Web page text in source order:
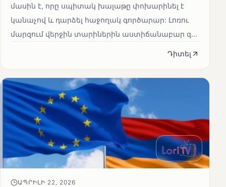
մասին է, որը սպիտակ խալաթը փոխարինել է
կանաչով և դարձել հաջողակ գործարար: Լոռու
մարզում վերջին տարիներին աստիճանաբար զ...
Դիտել
ԱՊՐԻԼԻ 22, 2026